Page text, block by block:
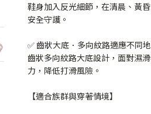
鞋身加入反光細節，在清晨、黃
安全守護。
✅ 齒狀大底．多向紋路適應不同
齒狀多向紋路大底設計，面對濕
力，降低打滑風險。
【適合族群與穿著情境】